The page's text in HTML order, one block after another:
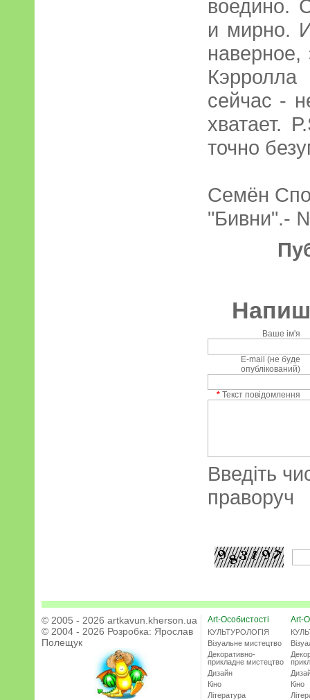
воедино.
и мирно.
сейчас -
хватает.
точно
Семён
"Бивни".-
Ваше ім'я
E-mail (не буде
опублікований)
* Текст повідомлення
Введіть
праворуч
© 2005 - 2026 artkavun.kherson.ua
© 2004 - 2026 Розробка: Ярослав
Полещук
Art-Особистості
КУЛЬТУРОЛОГІЯ
Візуальне мистецтво
Декоративно-
прикладне мистецтво
Дизайн
Кіно
Література
Art-
Кіно